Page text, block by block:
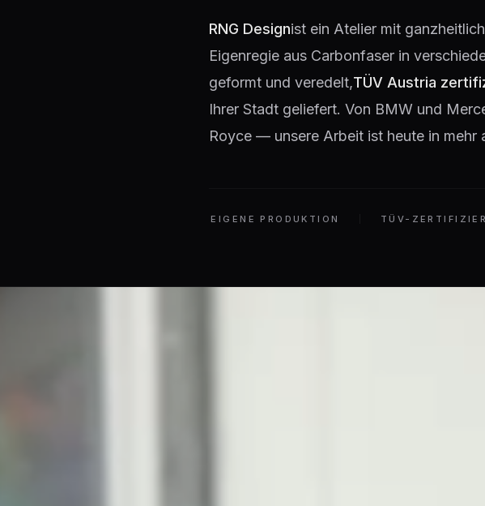
RNG Designist ein Atelier mit
Eigenregie aus Carbonfaser in
geformt und veredelt,TÜV Austria
Ihrer Stadt geliefert. Von BMW und
Royce — unsere Arbeit ist heute in mehr
EIGENE PRODUKTION TÜV-